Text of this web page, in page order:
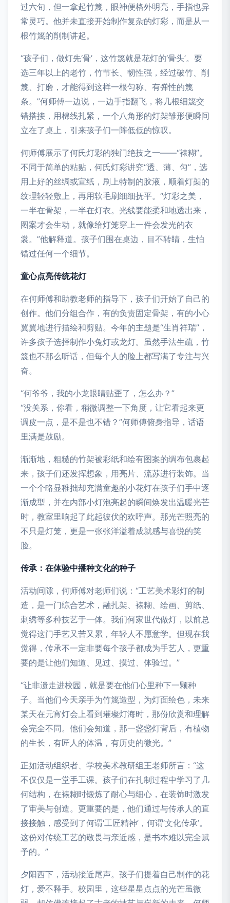
过六旬，但一拿起竹篾，眼神便格外明亮，手指也异
常灵巧。他并未直接开始制作复杂的灯彩，而是从一
根竹篾的削制讲起。
“孩子们，做灯先‘骨’，这竹篾就是花灯的‘骨头’。要
选三年以上的老竹，竹节长、韧性强，经过破竹、削
篾、打磨，才能得到这样一根匀称、有弹性的篾
条。”何师傅一边说，一边手指翻飞，将几根细篾交
错搭接，用棉线扎紧，一个八角形的灯架雏形便瞬间
立在了桌上，引来孩子们一阵低低的惊叹。
何师傅展示了何氏灯彩的独门绝技之一——“裱糊”。
不同于简单的粘贴，何氏灯彩讲究“透、薄、匀”，选
用上好的丝绸或宣纸，刷上特制的胶液，顺着灯架的
纹理轻轻敷上，再用软毛刷细细抚平。“灯彩之美，
一半在骨架，一半在灯衣。光线要能柔和地透出来，
图案才会生动，就像给灯笼穿上一件会发光的衣
裳。”他解释道。孩子们围在桌边，目不转睛，生怕
错过任何一个细节。
童心点亮传统花灯
在何师傅和助教老师的指导下，孩子们开始了自己的
创作。他们分组合作，有的负责固定骨架，有的小心
翼翼地进行描绘和剪贴。今年的主题是“生肖祥瑞”，
许多孩子选择制作小兔灯或龙灯。虽然手法生疏，竹
篾也不那么听话，但每个人的脸上都写满了专注与兴
奋。
“何爷爷，我的小龙眼睛贴歪了，怎么办？”
“没关系，你看，稍微调整一下角度，让它看起来更
调皮一点，是不是也不错？”何师傅俯身指导，话语
里满是鼓励。
渐渐地，粗糙的竹架被彩纸和绘有图案的绸布包裹起
来，孩子们还发挥想象，用亮片、流苏进行装饰。当
一个个略显稚拙却充满童趣的小花灯在孩子们手中逐
渐成型，并在内部小灯泡亮起的瞬间焕发出温暖光芒
时，教室里响起了此起彼伏的欢呼声。那光芒照亮的
不只是灯笼，更是一张张洋溢着成就感与喜悦的笑
脸。
传承：在体验中播种文化的种子
活动间隙，何师傅对老师们说：“工艺美术彩灯的制
造，是一门综合艺术，融扎架、裱糊、绘画、剪纸、
刺绣等多种技艺于一体。我们何家世代做灯，以前总
觉得这门手艺又苦又累，年轻人不愿意学。但现在我
觉得，传承不一定非要每个孩子都成为手艺人，更重
要的是让他们知道、见过、摸过、体验过。”
“让非遗走进校园，就是要在他们心里种下一颗种
子。当他们今天亲手为竹篾造型，为灯面绘色，未来
某天在元宵灯会上看到璀璨灯海时，那份欣赏和理解
会完全不同。他们会知道，那一盏盏灯背后，有植物
的生长，有匠人的体温，有历史的微光。”
正如活动组织者、学校美术教研组王老师所言：“这
不仅仅是一堂手工课。孩子们在扎制过程中学习了几
何结构，在裱糊时锻炼了耐心与细心，在装饰时激发
了审美与创造。更重要的是，他们通过与传承人的直
接接触，感受到了何谓‘工匠精神’，何谓‘文化传承’。
这份对传统工艺的敬畏与亲近感，是书本难以完全赋
予的。”
夕阳西下，活动接近尾声。孩子们提着自己制作的花
灯，爱不释手。校园里，这些星星点点的光芒虽微